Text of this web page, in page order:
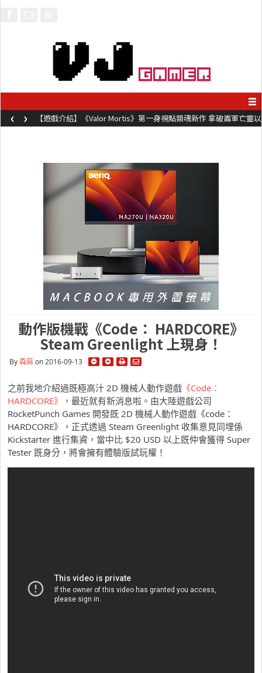
【遊戲介紹】《Steel Maiden 鋼鐵少女》快節奏肉鴿砍殺遊戲 只靠
兩鍵操作動作極致流暢試玩上架中
‹ ›
動作版機戰《Code： HARDCORE》
Steam Greenlight 上現身！
By森麻on 2016-09-13
之前我地介紹過既極高汁 2D 機械人動作遊戲 《Code：
HARDCORE》
，最近就有新消息啦。由大陸遊戲公司
RocketPunch Games 開發既 2D 機械人動作遊戲《code：
HARDCORE》，正式透過 Steam Greenlight 收集意見同埋係
Kickstarter 進行集資，當中比 $20 USD 以上既仲會獲得 Super
Tester 既身分，將會擁有體驗版試玩權！